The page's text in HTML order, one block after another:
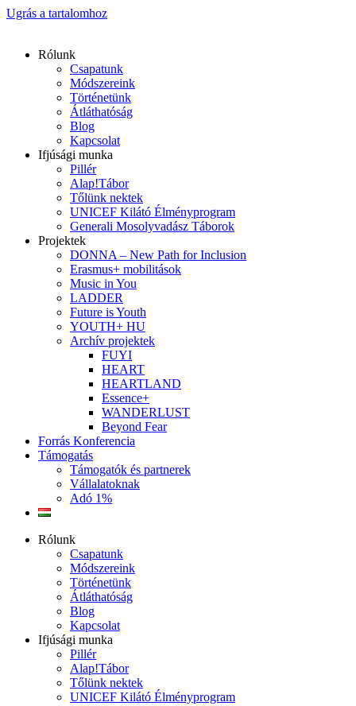
Ugrás a tartalomhoz
Rólunk
Csapatunk
Módszereink
Történetünk
Átláthatóság
Blog
Kapcsolat
Ifjúsági munka
Pillér
Alap!Tábor
Tőlünk nektek
UNICEF Kilátó Élményprogram
Generali Mosolyvadász Táborok
Projektek
DONNA – New Path for Inclusion
Erasmus+ mobilitások
Music in You
LADDER
Future is Youth
YOUTH+ HU
Archív projektek
FUYI
HEART
HEARTLAND
Essence+
WANDERLUST
Beyond Fear
Forrás Konferencia
Támogatás
Támogatók és partnerek
Vállalatoknak
Adó 1%
Rólunk
Csapatunk
Módszereink
Történetünk
Átláthatóság
Blog
Kapcsolat
Ifjúsági munka
Pillér
Alap!Tábor
Tőlünk nektek
UNICEF Kilátó Élményprogram